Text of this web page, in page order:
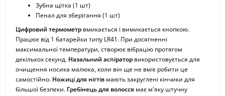
Зубна щітка (1 шт)
Пенал для зберігання (1 шт)
Цифровий термометр вмикається і вимикається кнопкою.
Працює від 1 батарейки типу LR41. При досягненні
максимальної температури, створює вібрацію протягом
декількох секунд. Назальний аспіратор використовується для
очищення носика малюка, коли він ще не вміє робити це
самостійно. Ножиці для нігтів мають закруглені кінчики для
більшої безпеки. Гребінець для волосся має м'яку штучну